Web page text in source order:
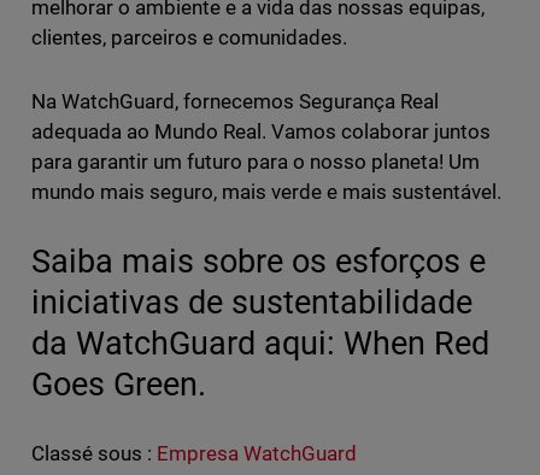
melhorar o ambiente e a vida das nossas equipas,
clientes, parceiros e comunidades.
Na WatchGuard, fornecemos Segurança Real
adequada ao Mundo Real. Vamos colaborar juntos
para garantir um futuro para o nosso planeta! Um
mundo mais seguro, mais verde e mais sustentável.
Saiba mais sobre os esforços e
iniciativas de sustentabilidade
da WatchGuard aqui: When Red
Goes Green.
Classé sous : Empresa WatchGuard